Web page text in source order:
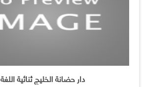
دار حضانة الخليج ثنائية اللغة